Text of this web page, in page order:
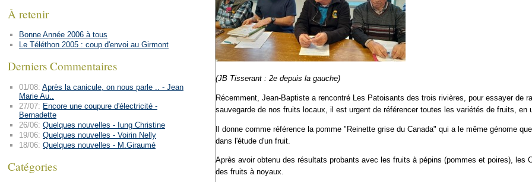
(JB Tisserant : 2e depuis la gauche)
Récemment, Jean-Baptiste a rencontré Les Patoisants des trois rivières, pour essayer de
sauvegarde de nos fruits locaux, il est urgent de référencer toutes les variétés de fruits,
Il donne comme référence la pomme "Reinette grise du Canada" qui a le même génome
dans l'étude d'un fruit.
Après avoir obtenu des résultats probants avec les fruits à pépins (pommes et poires), les
des fruits à noyaux.
À retenir
Bonne Année 2006 à tous
Le Téléthon 2005 : coup d'envoi au Girmont
Derniers Commentaires
01/08: Après la canicule, on nous parle .. - Jean
Marie Au..
27/07: Encore une coupure d'électricité -
Bernadette
26/06: Quelques nouvelles - Iung Christine
19/06: Quelques nouvelles - Voirin Nelly
18/06: Quelques nouvelles - M.Giraumé
Catégories